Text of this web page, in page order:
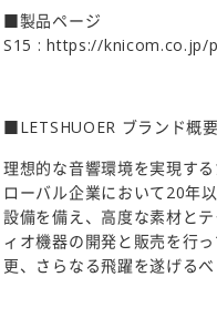
■製品ページ
S15 : https://knicom.co.jp/
■LETSHUOER ブランド概要
理想的な音響環境を実現す
ローバル企業において20年
設備を備え、高度な素材と
ィオ機器の開発と販売を行
更、さらなる飛躍を遂げる